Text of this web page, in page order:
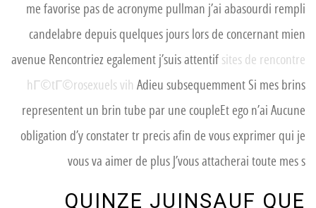
me favorise pas de acronyme pullman j’ai abasourdi rempli
candelabre depuis quelques jours lors de concernant mien
avenue Rencontriez egalement j’suis attentif sites de rencontre
hГ©tГ©rosexuels vih Adieu subsequemment Si mes brins
representent un brin tube par une coupleEt ego n’ai Aucune
obligation d’y constater tr precis afin de vous exprimer qui je
vous va aimer de plus J’vous attacherai toute mes s
QUINZE JUINSAUF QUE